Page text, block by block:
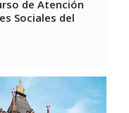
de Atención
Sociales del